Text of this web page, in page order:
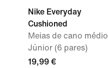
Nike Everyday
Cushioned
Meias de cano médio
Júnior (6 pares)
19,99 €